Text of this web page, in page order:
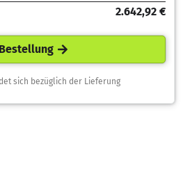
2.642,92 €
sich bezüglich der Lieferung